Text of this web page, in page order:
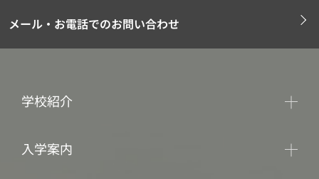
メール・お電話でのお問い合わせ
学校紹介
入学案内